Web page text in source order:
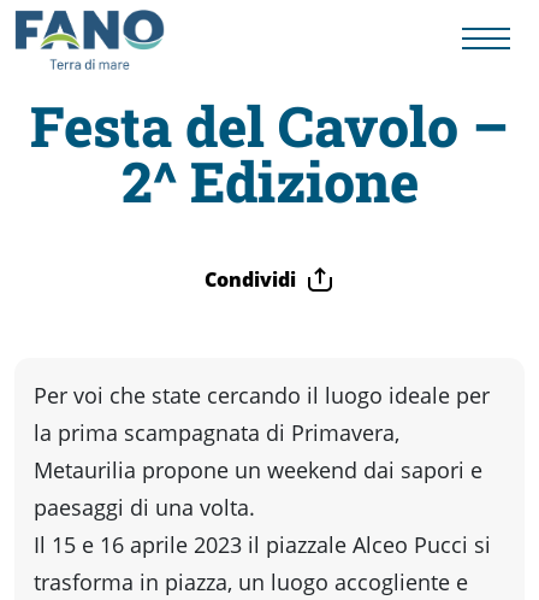
Fano
Cose
da
fare
Festa del Cavolo –
2^ Edizione
Condividi
Per voi che state cercando il luogo ideale per
la prima scampagnata di Primavera,
Metaurilia propone un weekend dai sapori e
paesaggi di una volta.
Il 15 e 16 aprile 2023 il piazzale Alceo Pucci si
trasforma in piazza, un luogo accogliente e